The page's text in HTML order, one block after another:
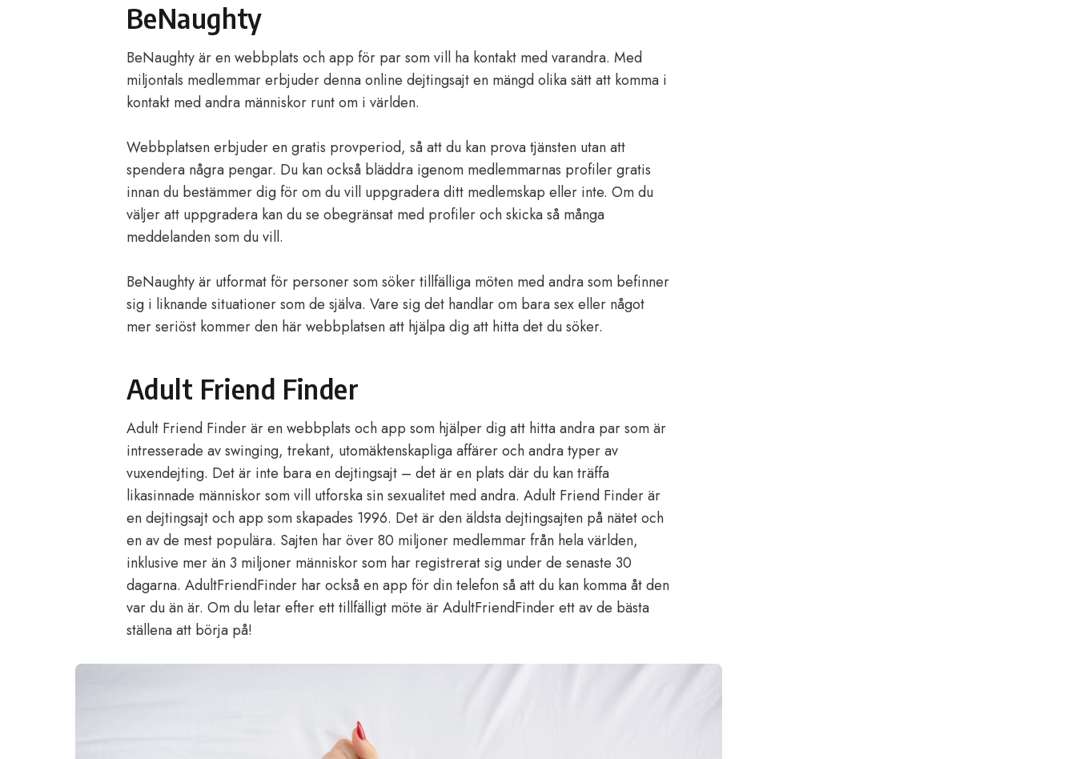
BeNaughty
BeNaughty är en webbplats och app för par som vill ha kontakt med varandra. Med
miljontals medlemmar erbjuder denna online dejtingsajt en mängd olika sätt att komma i
kontakt med andra människor runt om i världen.
Webbplatsen erbjuder en gratis provperiod, så att du kan prova tjänsten utan att
spendera några pengar. Du kan också bläddra igenom medlemmarnas profiler gratis
innan du bestämmer dig för om du vill uppgradera ditt medlemskap eller inte. Om du
väljer att uppgradera kan du se obegränsat med profiler och skicka så många
meddelanden som du vill.
BeNaughty är utformat för personer som söker tillfälliga möten med andra som befinner
sig i liknande situationer som de själva. Vare sig det handlar om bara sex eller något
mer seriöst kommer den här webbplatsen att hjälpa dig att hitta det du söker.
Adult Friend Finder
Adult Friend Finder är en webbplats och app som hjälper dig att hitta andra par som är
intresserade av swinging, trekant, utomäktenskapliga affärer och andra typer av
vuxendejting. Det är inte bara en dejtingsajt – det är en plats där du kan träffa
likasinnade människor som vill utforska sin sexualitet med andra. Adult Friend Finder är
en dejtingsajt och app som skapades 1996. Det är den äldsta dejtingsajten på nätet och
en av de mest populära. Sajten har över 80 miljoner medlemmar från hela världen,
inklusive mer än 3 miljoner människor som har registrerat sig under de senaste 30
dagarna. AdultFriendFinder har också en app för din telefon så att du kan komma åt den
var du än är. Om du letar efter ett tillfälligt möte är AdultFriendFinder ett av de bästa
ställena att börja på!